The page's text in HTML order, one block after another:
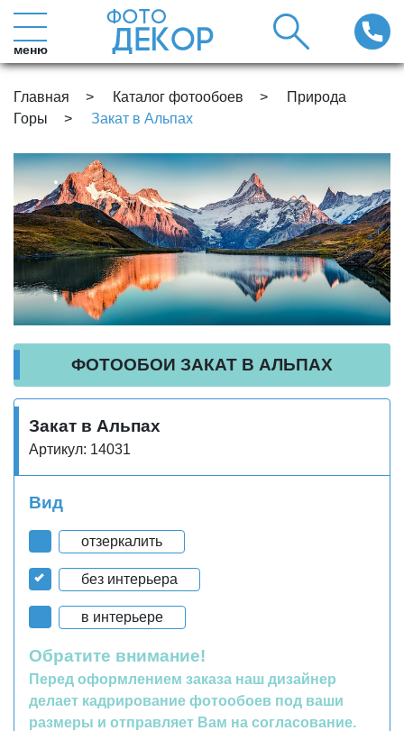
меню
Главная Каталог фотообоев
Природа
Горы
Закат в Альпах
ФОТООБОИ ЗАКАТ В АЛЬПАХ
Закат в Альпах
Артикул: 14031
Вид
отзеркалить
без интерьера
в интерьере
Обратите внимание!
Перед оформлением заказа наш дизайнер
делает кадрирование фотообоев под ваши
размеры и отправляет Вам на согласование.